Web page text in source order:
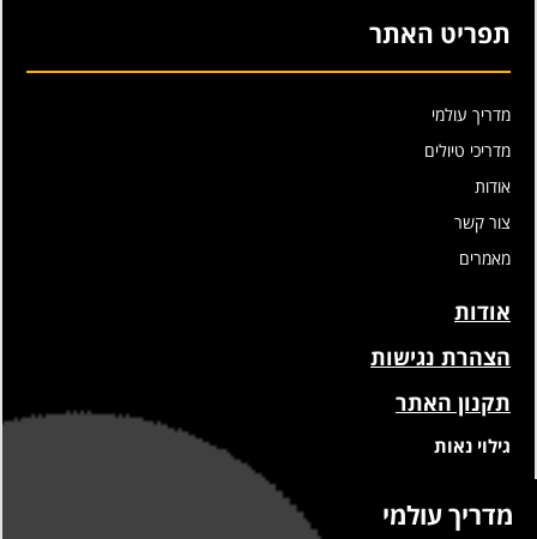
תפריט האתר
מדריך עולמי
מדריכי טיולים
אודות
צור קשר
מאמרים
אודות
הצהרת נגישות
תקנון האתר
גילוי נאות
מדריך עולמי